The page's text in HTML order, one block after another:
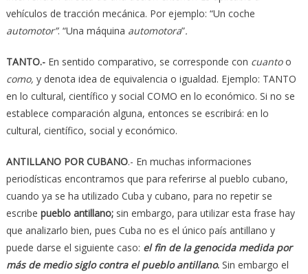
vehículos de tracción mecánica. Por ejemplo: “Un coche
automotor”. “Una máquina automotora”.
TANTO.- En sentido comparativo, se corresponde con cuantoo
como, y denota idea de equivalencia o igualdad. Ejemplo: TANTO
en lo cultural, científico y social COMO en lo económico. Si no se
establece comparación alguna, entonces se escribirá: en lo
cultural, científico, social y económico.
ANTILLANO POR CUBANO.- En muchas informaciones
periodísticas encontramos que para referirse al pueblo cubano,
cuando ya se ha utilizado Cuba y cubano, para no repetir se
escribe pueblo antillano; sin embargo, para utilizar esta frase hay
que analizarlo bien, pues Cuba no es el único país antillano y
puede darse el siguiente caso: el fin de la genocida medida por
más de medio siglo contra el pueblo antillano.Sin embargo el